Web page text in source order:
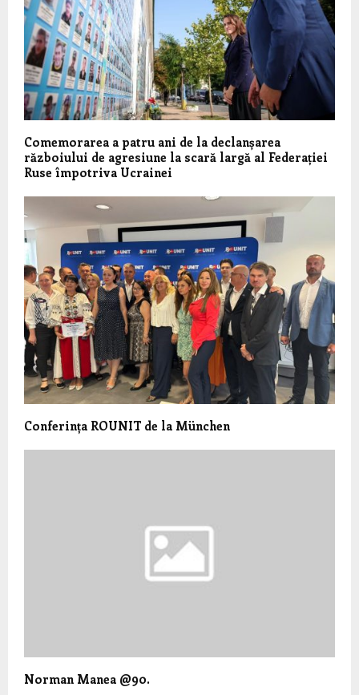
Comemorarea a patru ani de la declanșarea
războiului de agresiune la scară largă al Federației
Ruse împotriva Ucrainei
Conferința ROUNIT de la München
Norman Manea @90.